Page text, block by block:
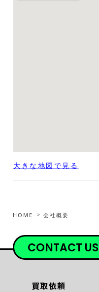
大きな地図で見る
HOME 会社概要
CONTACT US
買取依頼